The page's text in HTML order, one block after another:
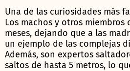
Una de las curiosidades más
Los machos y otros
meses, dejando que a las
un ejemplo de las complejas
Además, son expertos
saltos de hasta 5 metros, lo